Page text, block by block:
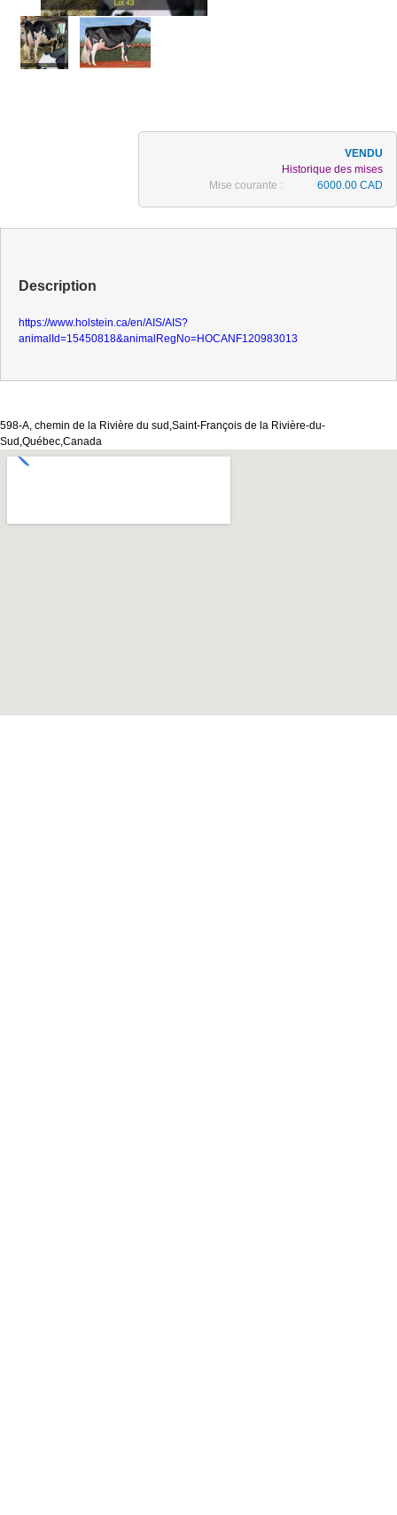
Historique des mises
Mise courante :
6000.00 CAD
Description
https://www.holstein.ca/en/AIS/AIS?
animalId=15450818&animalRegNo=HOCANF120983013
598-A, chemin de la Rivière du sud,Saint-François de la Rivière-du-
Sud,Québec,Canada